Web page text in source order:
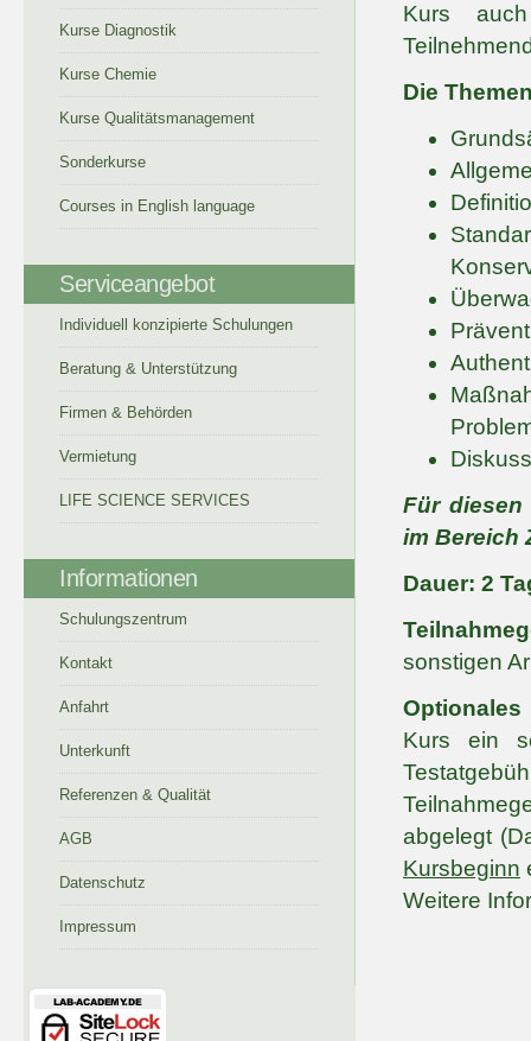
Kurs
Die
Für
im Bereich
Dauer: 2
sonstigen
Optionales
Kurs ein
abgelegt
Kursbeginn
Weitere
Kurse Diagnostik
Kurse Chemie
Kurse Qualitätsmanagement
Sonderkurse
Courses in English language
Serviceangebot
Individuell konzipierte Schulungen
Beratung & Unterstützung
Firmen & Behörden
Vermietung
LIFE SCIENCE SERVICES
Informationen
Schulungszentrum
Kontakt
Anfahrt
Unterkunft
Referenzen & Qualität
AGB
Datenschutz
Impressum